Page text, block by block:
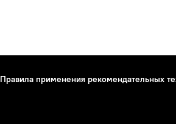
Правила применения рекомендательных